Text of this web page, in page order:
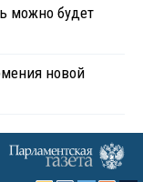
можно будет
новой